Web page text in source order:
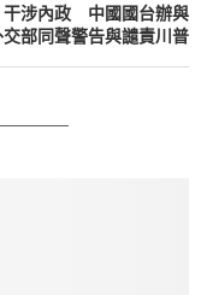
干涉內政 中國國台辦與
部同聲警告與譴責川普